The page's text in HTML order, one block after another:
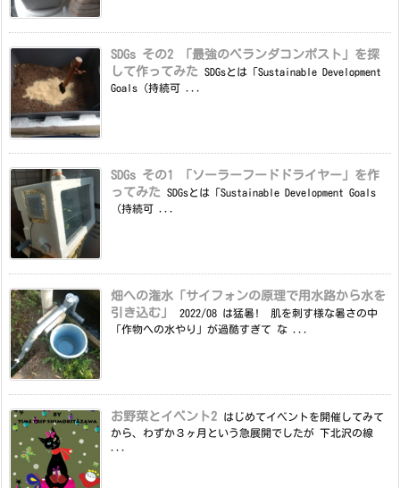
SDGs その2 「最強のベランダコンポスト」を探
して作ってみた
SDGsとは「Sustainable Development
Goals（持続可 ...
SDGs その1 「ソーラーフードドライヤー」を作
ってみた
SDGsとは「Sustainable Development Goals
（持続可 ...
畑への潅水「サイフォンの原理で用水路から水を
引き込む」
2022/08 は猛暑! 肌を刺す様な暑さの中
「作物への水やり」が過酷すぎて な ...
お野菜とイベント2
はじめてイベントを開催してみて
から、わずか３ヶ月という急展開でしたが 下北沢の線